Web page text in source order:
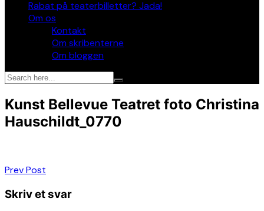
Rabat på teaterbilletter? Jada!
Om os
Kontakt
Om skribenterne
Om bloggen
Kunst Bellevue Teatret foto Christina
Hauschildt_0770
Indlægsnavigation
Prev Post
Skriv et svar